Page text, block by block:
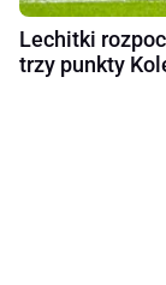
Lechitki
trzy punkty